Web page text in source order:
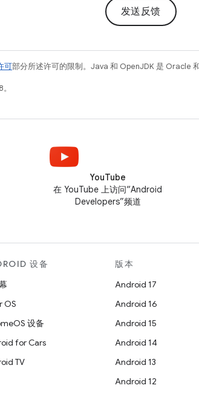
发送反馈
可部分所述许可的限制。Java 和 OpenJDK 是 Oracle
YouTube
在 YouTube 上访问“Android
Developers”频道
设备
OS
设备
for Cars
TV
版本
Android 17
Android 16
Android 15
Android 14
Android 13
Android 12